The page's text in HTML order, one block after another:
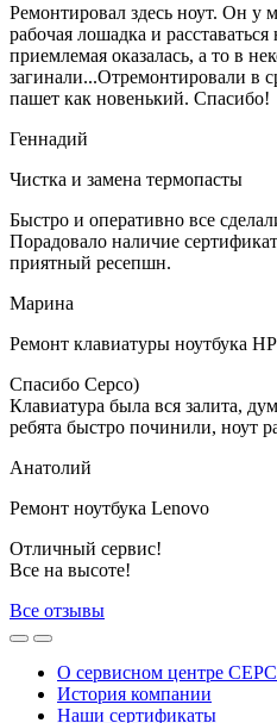
Ремонтировал здесь ноут. Он у
рабочая лошадка и
приемлемая оказалась, а то в
загинали...Отремонтировали в
пашет как новенький. Спасибо!
Геннадий
Чистка и замена термопасты
Быстро и оперативно все
Порадовало наличие
приятный ресепшн.
Марина
Ремонт клавиатуры ноутбука HP
Спасибо Серсо)
Клавиатура была вся залита,
ребята быстро починили, ноут
Анатолий
Ремонт ноутбука Lenovo
Отличный сервис!
Все на высоте!
Все отзывы
О сервисном центре
История компании
Наши сертификаты